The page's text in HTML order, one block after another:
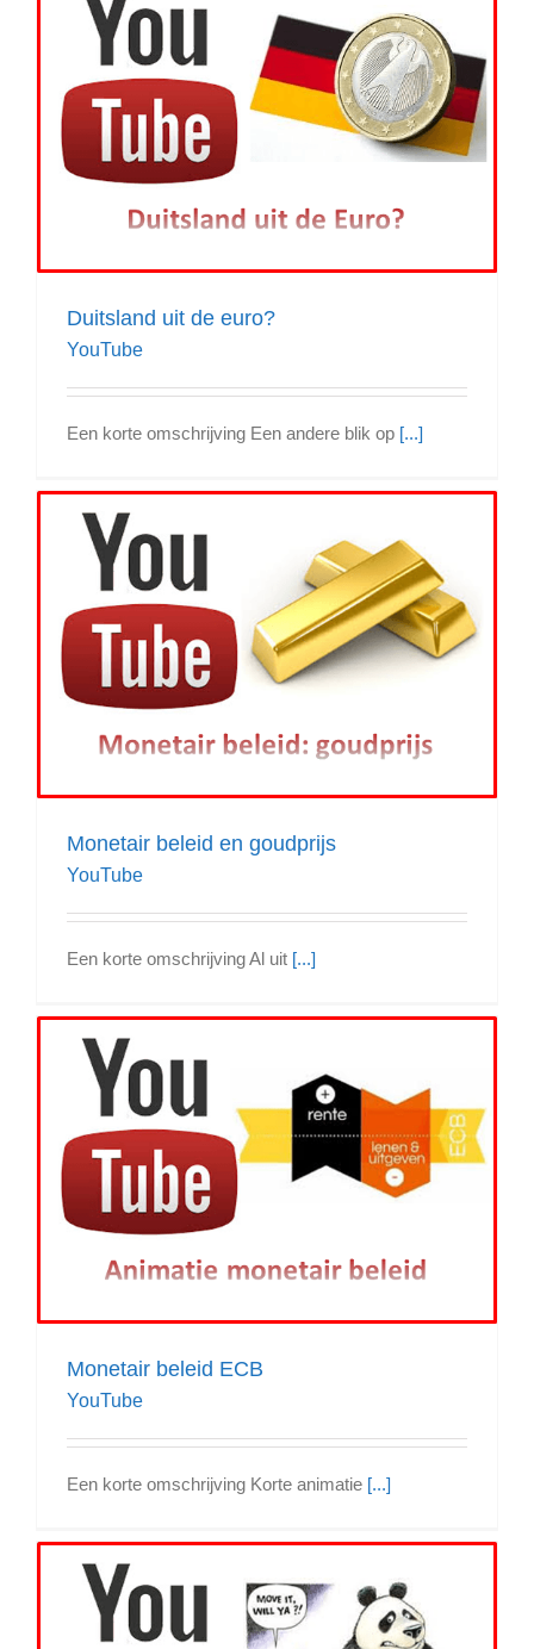
Duitsland uit de euro?
YouTube
Een korte omschrijving Een andere blik op [...]
Monetair beleid en goudprijs
YouTube
Een korte omschrijving Al uit [...]
Monetair beleid ECB
YouTube
Een korte omschrijving Korte animatie [...]